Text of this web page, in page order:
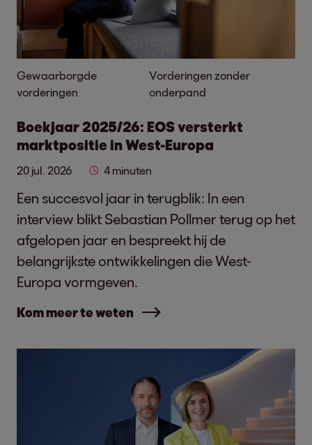
Gewaarborgde
vorderingen
Vorderingen zonder
onderpand
Boekjaar 2025/26: EOS versterkt
marktpositie in West-Europa
20 jul. 2026 4 minuten
Een succesvol jaar in terugblik: In een
interview blikt Sebastian Pollmer terug op het
afgelopen jaar en bespreekt hij de
belangrijkste ontwikkelingen die West-
Europa vormgeven.
Kom meer te weten